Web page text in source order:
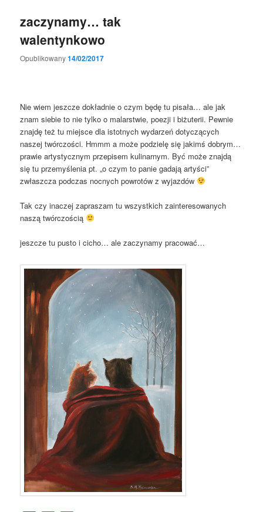
zaczynamy… tak
walentynkowo
Opublikowany14/02/2017
Nie wiem jeszcze dokładnie o czym będę tu pisała… ale jak
znam siebie to nie tylko o malarstwie, poezji i biżuterii. Pewnie
znajdę też tu miejsce dla istotnych wydarzeń dotyczących
naszej twórczości. Hmmm a może podzielę się jakimś dobrym…
prawie artystycznym przepisem kulinarnym. Być może znajdą
się tu przemyślenia pt. „o czym to panie gadają artyści”
zwłaszcza podczas nocnych powrotów z wyjazdów
Tak czy inaczej zapraszam tu wszystkich zainteresowanych
naszą twórczością
jeszcze tu pusto i cicho… ale zaczynamy pracować…